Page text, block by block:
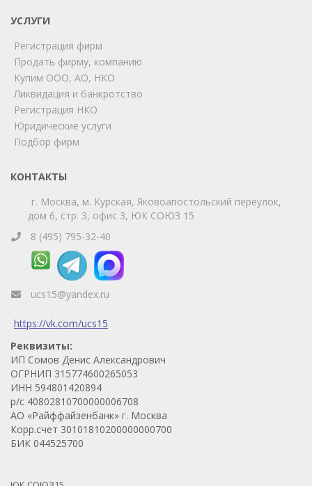
УСЛУГИ
Регистрация фирм
Продать фирму, компанию
Купим ООО, АО, НКО
Ликвидация и банкротство
Регистрация НКО
Юридические услуги
Подбор фирм
КОНТАКТЫ
г. Москва, м. Курская, Яковоапостольский переулок,
дом 6, стр. 3, офис 3, ЮК СОЮЗ 15
8 (495) 795-32-40
ucs15@yandex.ru
https://vk.com/ucs15
Реквизиты:
ИП Сомов Денис Александрович
ОГРНИП 315774600265053
ИНН 594801420894
р/с 40802810700000006708
АО «Райффайзенбанк» г. Москва
Корр.счет 30101810200000000700
БИК 044525700
Мы на связи!
Позвоните нам или свяжитесь с нами через любой
удобный мессенджер!
Telegram
Телефон